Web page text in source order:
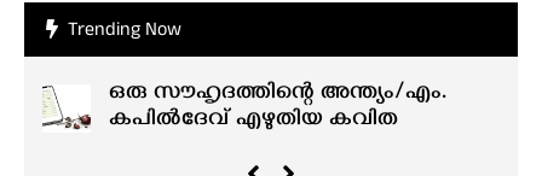
Trending Now
ഒരു സൗഹൃദത്തിന്റെ അന്ത്യം/എം.
കപിൽദേവ് എഴുതിയ കവിത